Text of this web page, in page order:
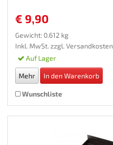
€ 9,90
Gewicht: 0.612 kg
Inkl. MwSt. zzgl. Versandkosten
Auf Lager
Mehr In den Warenkorb
Wunschliste